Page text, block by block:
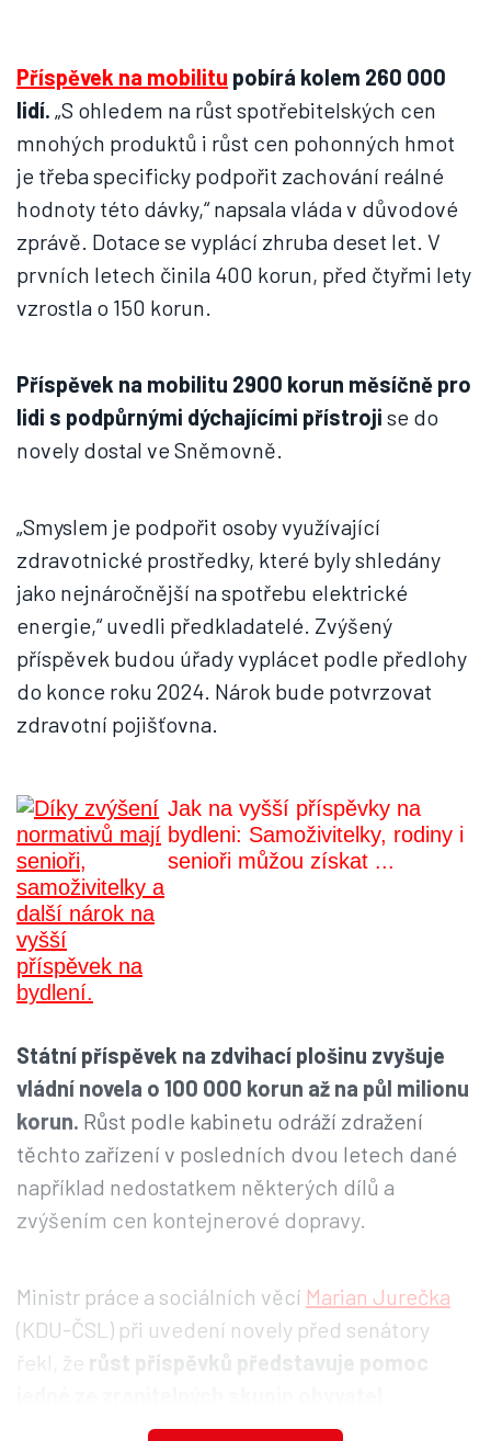
Příspěvek na mobilitu pobírá kolem 260 000
lidí. „S ohledem na růst spotřebitelských cen
mnohých produktů i růst cen pohonných hmot
je třeba specificky podpořit zachování reálné
hodnoty této dávky,“ napsala vláda v důvodové
zprávě. Dotace se vyplácí zhruba deset let. V
prvních letech činila 400 korun, před čtyřmi lety
vzrostla o 150 korun.
Příspěvek na mobilitu 2900 korun měsíčně pro
lidi s podpůrnými dýchajícími přístroji se do
novely dostal ve Sněmovně.
„Smyslem je podpořit osoby využívající
zdravotnické prostředky, které byly shledány
jako nejnáročnější na spotřebu elektrické
energie,“ uvedli předkladatelé. Zvýšený
příspěvek budou úřady vyplácet podle předlohy
do konce roku 2024. Nárok bude potvrzovat
zdravotní pojišťovna.
Jak na vyšší příspěvky na
bydleni: Samoživitelky, rodiny i
senioři můžou získat ...
Státní příspěvek na zdvihací plošinu zvyšuje
vládní novela o 100 000 korun až na půl milionu
korun. Růst podle kabinetu odráží zdražení
těchto zařízení v posledních dvou letech dané
například nedostatkem některých dílů a
zvýšením cen kontejnerové dopravy.
Ministr práce a sociálních věcí Marian Jurečka
(KDU-ČSL) při uvedení novely před senátory
řekl, že růst příspěvků představuje pomoc